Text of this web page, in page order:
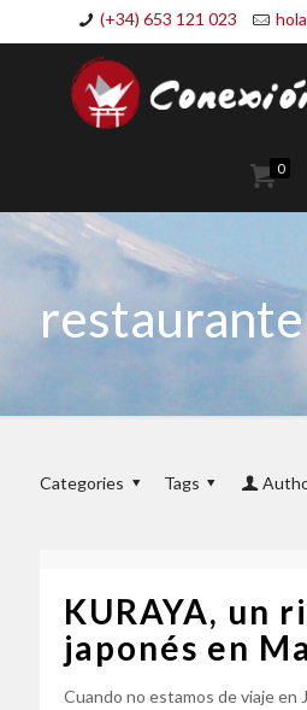
(+34) 653 121 023
0
Categories Tags
KURAYA, un
japonés en
Cuando no estamos de viaje en